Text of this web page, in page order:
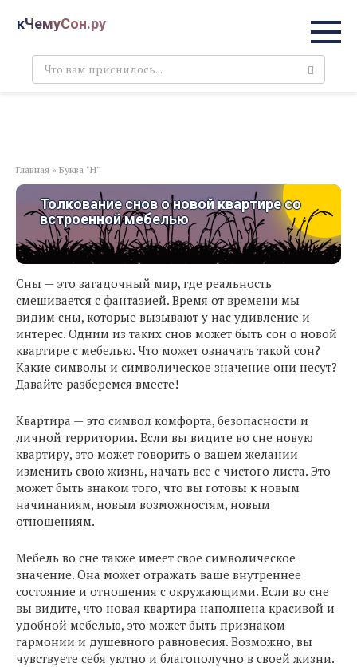
кЧемуСон.ру
Поиск:
Главная » Буква "Н"
Толкование снов о новой квартире со
встроенной мебелью
Сны — это загадочный мир, где реальность
смешивается с фантазией. Время от времени мы
видим сны, которые вызывают у нас удивление и
интерес. Одним из таких снов может быть сон о новой
квартире с мебелью. Что может означать такой сон?
Какие символы и символическое значение они несут?
Давайте разберемся вместе!
Квартира — это символ комфорта, безопасности и
личной территории. Если вы видите во сне новую
квартиру, это может говорить о вашем желании
изменить свою жизнь, начать все с чистого листа. Это
может быть знаком того, что вы готовы к новым
начинаниям, новым возможностям, новым
отношениям.
Мебель во сне также имеет свое символическое
значение. Она может отражать ваше внутреннее
состояние и отношения с окружающими. Если во сне
вы видите, что новая квартира наполнена красивой и
удобной мебелью, это может быть признаком
гармонии и душевного равновесия. Возможно, вы
чувствуете себя уютно и благополучно в своей жизни.